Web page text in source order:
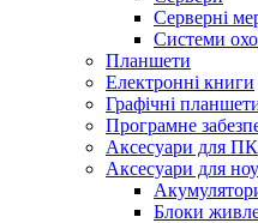
Серверні
Системи
Планшети
Електронні книги
Графічні
Програмне
Аксесуари для ПК
Аксесуари для
Блоки